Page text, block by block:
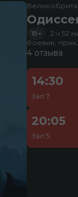
18+
2 ч 52
боевик,
4 отзыва
14:30
Зал 7
20:05
Зал 5